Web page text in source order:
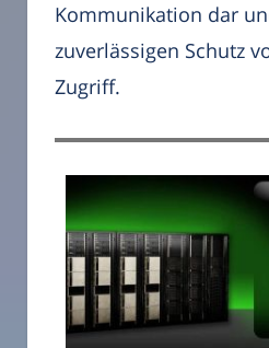
Kommunikation dar
zuverlässigen Schutz
Zugriff.